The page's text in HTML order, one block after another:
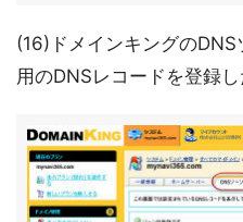
(16)ドメインキングの
用のDNSレコードを登録し